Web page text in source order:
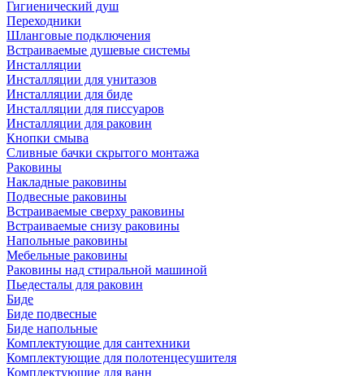
Гигиенический душ
Переходники
Шланговые подключения
Встраиваемые душевые системы
Инсталляции
Инсталляции для унитазов
Инсталляции для биде
Инсталляции для писсуаров
Инсталляции для раковин
Кнопки смыва
Сливные бачки скрытого монтажа
Раковины
Накладные раковины
Подвесные раковины
Встраиваемые сверху раковины
Встраиваемые снизу раковины
Напольные раковины
Мебельные раковины
Раковины над стиральной машиной
Пьедесталы для раковин
Биде
Биде подвесные
Биде напольные
Комплектующие для сантехники
Комплектующие для полотенцесушителя
Комплектующие для ванн